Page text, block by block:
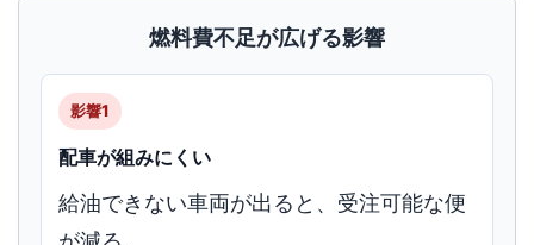
燃料費不足が広げる影響
影響1
配車が組みにくい
給油できない車両が出ると、受注可能な便